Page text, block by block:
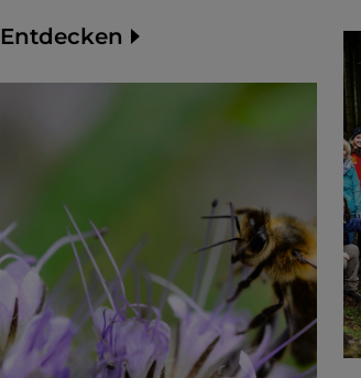
Entdecken